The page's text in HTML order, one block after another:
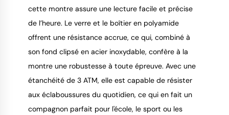
cette montre assure une lecture facile et précise
de l’heure. Le verre et le boîtier en polyamide
offrent une résistance accrue, ce qui, combiné à
son fond clipsé en acier inoxydable, confère à la
montre une robustesse à toute épreuve. Avec une
étanchéité de 3 ATM, elle est capable de résister
aux éclaboussures du quotidien, ce qui en fait un
compagnon parfait pour l'école, le sport ou les